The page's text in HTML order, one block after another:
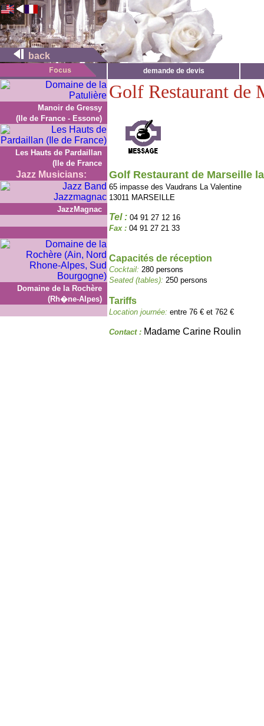
back
demande de devis
Manoir de Gressy
(Ile de France - Essone)
Les Hauts de Pardaillan
(Ile de France
Jazz Musicians:
JazzMagnac
Domaine de la Rochère
(Rh�ne-Alpes)
Golf Restaurant de
Golf Restaurant de Marseille
65 impasse des Vaudrans La Valentine
13011 MARSEILLE
Tel : 04 91 27 12 16
Fax : 04 91 27 21 33
Capacités de réception
Cocktail: 280 persons
Seated (tables): 250 persons
Tariffs
Location journée: entre 76 € et 762 €
Contact : Madame Carine Roulin